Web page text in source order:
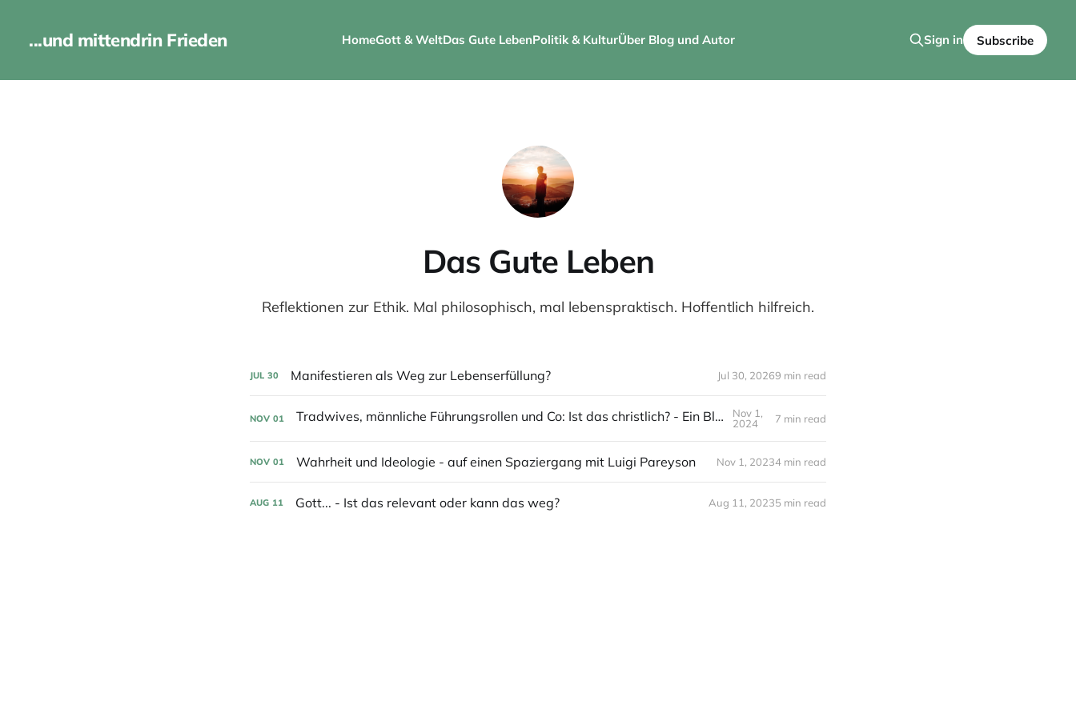
...und mittendrin Frieden HomeGott & WeltDas Gute LebenPolitik & KulturÜber Blog und Autor Sign in Subscribe
Das Gute Leben
Reflektionen zur Ethik. Mal philosophisch, mal lebenspraktisch. Hoffentlich hilfreich.
JUL 30 Manifestieren als Weg zur Lebenserfüllung? Jul 30, 20269 min read
NOV 01 Tradwives, männliche Führungsrollen und Co: Ist das christlich? - Ein Blick in die Bibel
Nov 1,
2024
7 min read
NOV 01 Wahrheit und Ideologie - auf einen Spaziergang mit Luigi Pareyson Nov 1, 20234 min read
AUG 11 Gott... - Ist das relevant oder kann das weg? Aug 11, 20235 min read